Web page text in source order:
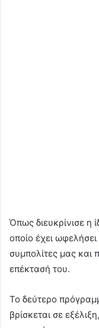
Όπως διευκρίνισε η
οποίο έχει
συμπολίτες μας και
επέκτασή του.
Το δεύτερο
βρίσκεται σε